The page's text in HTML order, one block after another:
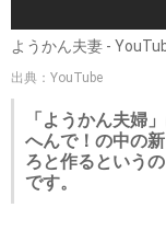
ようかん夫妻 -
出典：YouTube
「ようかん夫婦
へんで！の中の
ろと作るという
です。